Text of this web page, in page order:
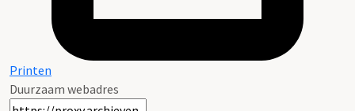
Printen
Duurzaam webadres